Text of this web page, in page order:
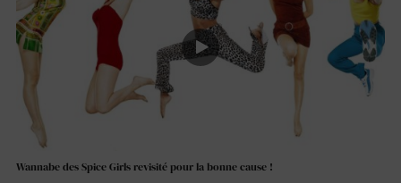
Wannabe des Spice Girls revisité pour la bonne cause !